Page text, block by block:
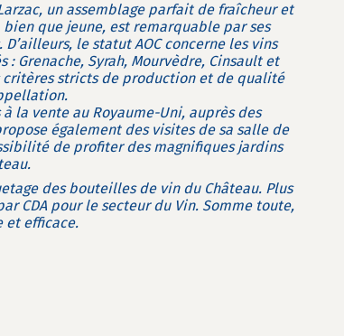
un assemblage parfait de fraîcheur et
bien que jeune, est remarquable par ses
le statut AOC concerne les vins
Grenache, Syrah, Mourvèdre, Cinsault et
critères stricts de production et de qualité
la vente au Royaume-Uni, auprès des
également des visites de sa salle de
de profiter des magnifiques jardins
des bouteilles de vin du Château. Plus
CDA pour le secteur du Vin. Somme toute,
et efficace.